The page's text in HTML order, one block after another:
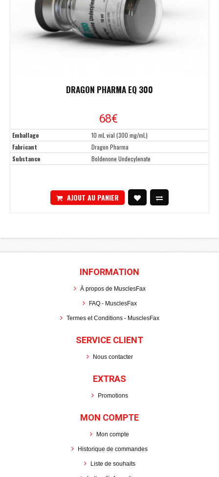
DRAGON PHARMA EQ 300
68€
Emballage
10 mL vial (300 mg/mL)
Fabricant
Dragon Pharma
Substance
Boldenone Undecylenate
AJOUT AU PANIER
INFORMATION
À propos de MusclesFax
FAQ - MusclesFax
Termes et Conditions - MusclesFax
SERVICE CLIENT
Nous contacter
EXTRAS
Promotions
MON COMPTE
Mon compte
Historique de commandes
Liste de souhaits